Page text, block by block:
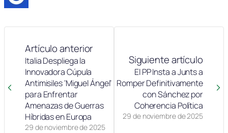
Artículo anterior
29 de noviembre de 2025
Italia Despliega la
Innovadora Cúpula
Antimisiles ‘Miguel Ángel’
para Enfrentar
Amenazas de Guerras
Híbridas en Europa
Siguiente artículo
29 de noviembre de 2025
El PP Insta a Junts a
Romper Definitivamente
con Sánchez por
Coherencia Política